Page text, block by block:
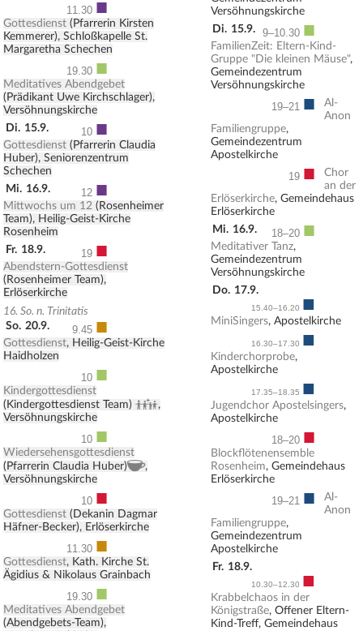
11.30 ■
Gottesdienst (Pfarrerin Kirsten
Kemmerer), Schloßkapelle St.
Margaretha Schechen
19.30 ■
Meditatives Abendgebet
(Prädikant Uwe Kirchschlager),
Versöhnungskirche
Di. 15.9. 10 ■
Gottesdienst (Pfarrerin Claudia
Huber), Seniorenzentrum
Schechen
Mi. 16.9. 12 ■
Mittwochs um 12 (Rosenheimer
Team), Heilig-Geist-Kirche
Rosenheim
Fr. 18.9. 19 ■
Abendstern-Gottesdienst
(Rosenheimer Team),
Erlöserkirche
16. So. n. Trinitatis
So. 20.9. 9.45 ■
Gottesdienst, Heilig-Geist-Kirche
Haidholzen
10 ■
Kindergottesdienst
(Kindergottesdienst Team)Kindergottesdienst,
Versöhnungskirche
10 ■
Wiedersehensgottesdienst
(Pfarrerin Claudia Huber), Kirchenkaffee,
Versöhnungskirche
10 ■
Gottesdienst (Dekanin Dagmar
Häfner-Becker), Erlöserkirche
11.30 ■
Gottesdienst, Kath. Kirche St.
Ägidius & Nikolaus Grainbach
19.30 ■
Meditatives Abendgebet
(Abendgebets-Team),
Versöhnungskirche
Di. 15.9. 9–10.30 ■
FamilienZeit: Eltern-Kind-
Gruppe "Die kleinen Mäuse",
Gemeindezentrum
Versöhnungskirche
19–21 ■
Al-
Anon
Familiengruppe,
Gemeindezentrum
Apostelkirche
19 ■
Chor
an der
Erlöserkirche, Gemeindehaus
Erlöserkirche
Mi. 16.9. 18–20 ■
Meditativer Tanz,
Gemeindezentrum
Versöhnungskirche
Do. 17.9.
15.40–16.20 ■
MiniSingers, Apostelkirche
16.30–17.30 ■
Kinderchorprobe,
Apostelkirche
17.35–18.35 ■
Jugendchor Apostelsingers,
Apostelkirche
18–20 ■
Blockflötenensemble
Rosenheim, Gemeindehaus
Erlöserkirche
19–21 ■
Al-
Anon
Familiengruppe,
Gemeindezentrum
Apostelkirche
Fr. 18.9.
10.30–12.30 ■
Krabbelchaos in der
Königstraße, Offener Eltern-
Kind-Treff, Gemeindehaus